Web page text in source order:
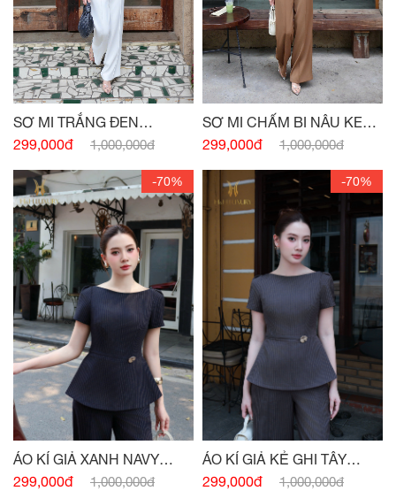
SƠ MI TRẮNG ĐEN
PEPLUM NƠ EO
299,000đ 1,000,000đ
SƠ MI CHẤM BI NÂU KEM
PEPLUM
299,000đ 1,000,000đ
-70%
ÁO KÍ GIẢ XANH NAVY
ĐÍNH CHARM
299,000đ 1,000,000đ
-70%
ÁO KÍ GIẢ KẺ GHI TÂY
ĐÍNH CHARM EO
299,000đ 1,000,000đ